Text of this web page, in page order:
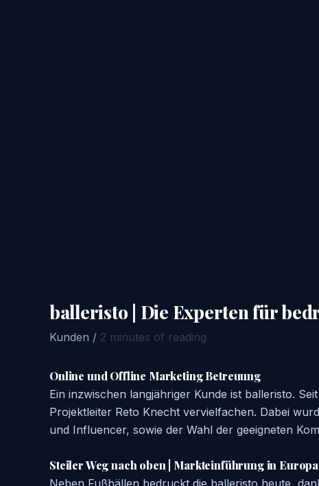
balleristo | Die Experten für
Kunden / 2 minutes of reading
Online und Offline Marketing Betreuung
Ein inzwischen langjähriger Kunde ist balleristo.
Projektleiter Reto Knecht vervielfachen. Dabei
und Influencer, sowie der Wahl der geeigneten
Steiler Weg nach oben | Markteinführung in Europa
Neben Fußbällen bedruckt die balleristo heute,